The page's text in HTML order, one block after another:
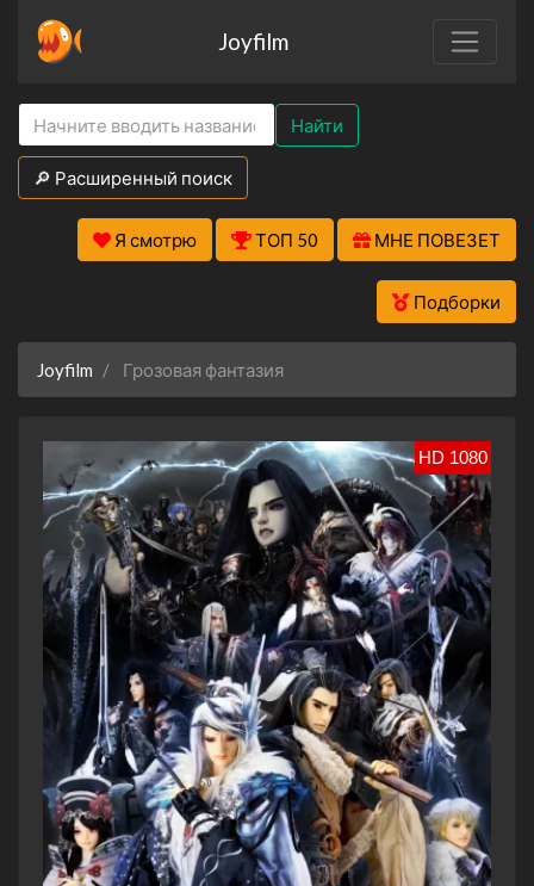
Joyfilm
Найти
🔎 Расширенный поиск
Я смотрю ТОП 50 МНЕ ПОВЕЗЕТ
Подборки
Joyfilm Грозовая фантазия
HD 1080